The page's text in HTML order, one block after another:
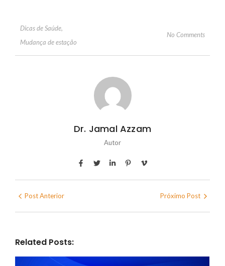
Dicas de Saúde,
Mudança de estação
No Comments
Dr. Jamal Azzam
Autor
Post Anterior Próximo Post
Related Posts: